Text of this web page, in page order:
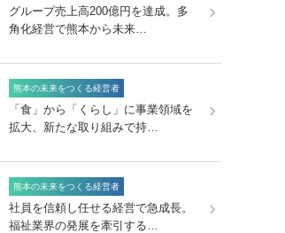
グループ売上高200億円を達成。多
角化経営で熊本から未来…
熊本の未来をつくる経営者
「食」から「くらし」に事業領域を
拡大、新たな取り組みで持…
熊本の未来をつくる経営者
社員を信頼し任せる経営で急成長。
福祉業界の発展を牽引する…